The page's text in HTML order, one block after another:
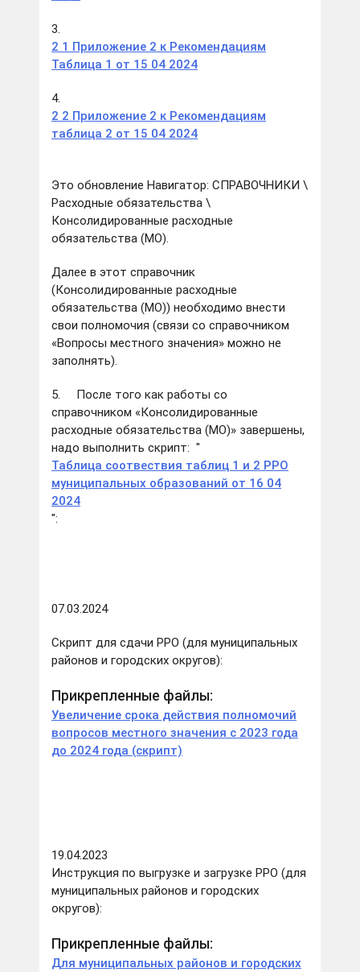
3.
2 1 Приложение 2 к Рекомендациям
Таблица 1 от 15 04 2024
4.
2 2 Приложение 2 к Рекомендациям
таблица 2 от 15 04 2024
Это обновление Навигатор: СПРАВОЧНИКИ \
Расходные обязательства \
Консолидированные расходные
обязательства (МО).
Далее в этот справочник
(Консолидированные расходные
обязательства (МО)) необходимо внести
свои полномочия (связи со справочником
«Вопросы местного значения» можно не
заполнять).
5. После того как работы со
справочником «Консолидированные
расходные обязательства (МО)» завершены,
надо выполнить скрипт: "
Таблица соотвествия таблиц 1 и 2 РРО
муниципальных образований от 16 04
2024
":
07.03.2024
Скрипт для сдачи РРО (для муниципальных
районов и городских округов):
Прикрепленные файлы:
Увеличение срока действия полномочий
вопросов местного значения с 2023 года
до 2024 года (скрипт)
19.04.2023
Инструкция по выгрузке и загрузке РРО (для
муниципальных районов и городских
округов):
Прикрепленные файлы:
Для муниципальных районов и городских